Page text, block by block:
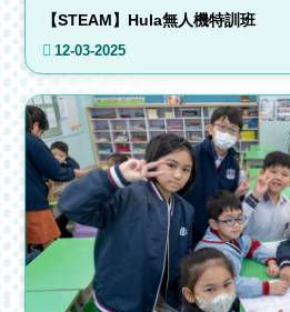
【STEAM】Hula無人機特訓班
12-03-2025